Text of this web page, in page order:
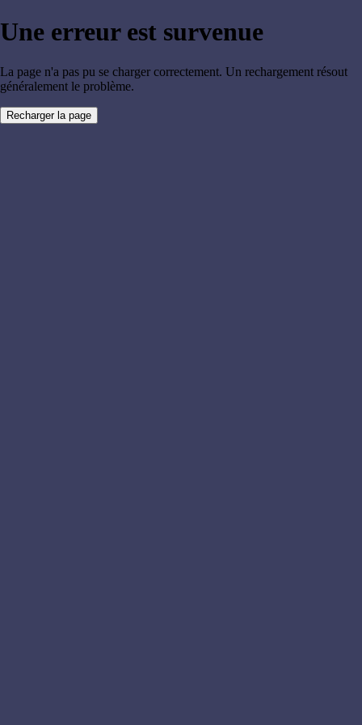
Une erreur est survenue
La page n'a pas pu se charger correctement. Un rechargement résout
généralement le problème.
Recharger la page